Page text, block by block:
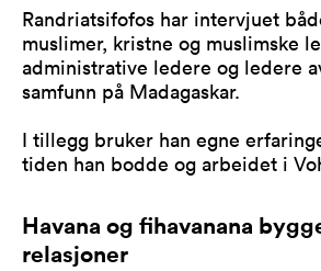
Randriatsifofos har intervjuet
muslimer, kristne og muslimske
administrative ledere og ledere
samfunn på Madagaskar.
I tillegg bruker han egne
tiden han bodde og arbeidet i
Havana og fihavanana
relasjoner